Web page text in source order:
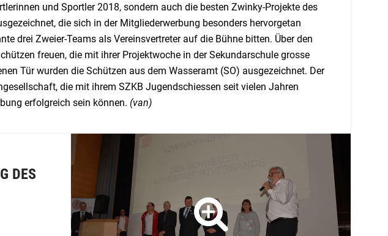
und Sportler 2018, sondern auch die besten Zwinky-Projekte des
die sich in der Mitgliederwerbung besonders hervorgetan
drei Zweier-Teams als Vereinsvertreter auf die Bühne bitten. Über den
freuen, die mit ihrer Projektwoche in der Sekundarschule grosse
Tür wurden die Schützen aus dem Wasseramt (SO) ausgezeichnet. Der
die mit ihrem SZKB Jugendschiessen seit vielen Jahren
erfolgreich sein können. (van)
DES